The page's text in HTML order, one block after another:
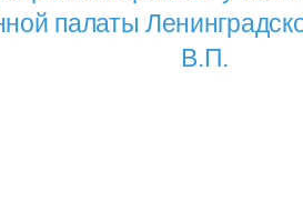
палаты
В.П.